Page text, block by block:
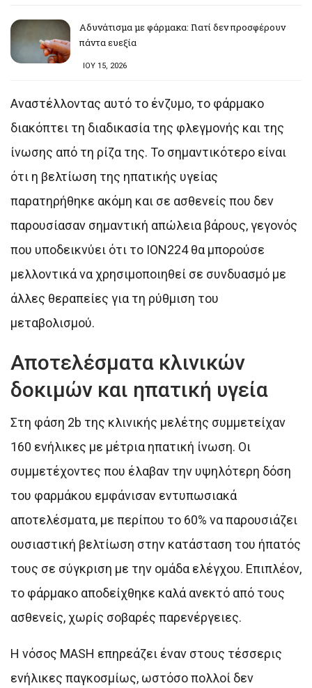
Αδυνάτισμα με φάρμακα: Γιατί δεν προσφέρουν
πάντα ευεξία
ΙΟΥ 15, 2026
Αναστέλλοντας αυτό το ένζυμο, το φάρμακο
διακόπτει τη διαδικασία της φλεγμονής και της
ίνωσης από τη ρίζα της. Το σημαντικότερο είναι
ότι η βελτίωση της ηπατικής υγείας
παρατηρήθηκε ακόμη και σε ασθενείς που δεν
παρουσίασαν σημαντική απώλεια βάρους, γεγονός
που υποδεικνύει ότι το ION224 θα μπορούσε
μελλοντικά να χρησιμοποιηθεί σε συνδυασμό με
άλλες θεραπείες για τη ρύθμιση του
μεταβολισμού.
Αποτελέσματα κλινικών
δοκιμών και ηπατική υγεία
Στη φάση 2b της κλινικής μελέτης συμμετείχαν
160 ενήλικες με μέτρια ηπατική ίνωση. Οι
συμμετέχοντες που έλαβαν την υψηλότερη δόση
του φαρμάκου εμφάνισαν εντυπωσιακά
αποτελέσματα, με περίπου το 60% να παρουσιάζει
ουσιαστική βελτίωση στην κατάσταση του ήπατός
τους σε σύγκριση με την ομάδα ελέγχου. Επιπλέον,
το φάρμακο αποδείχθηκε καλά ανεκτό από τους
ασθενείς, χωρίς σοβαρές παρενέργειες.
Η νόσος MASH επηρεάζει έναν στους τέσσερις
ενήλικες παγκοσμίως, ωστόσο πολλοί δεν